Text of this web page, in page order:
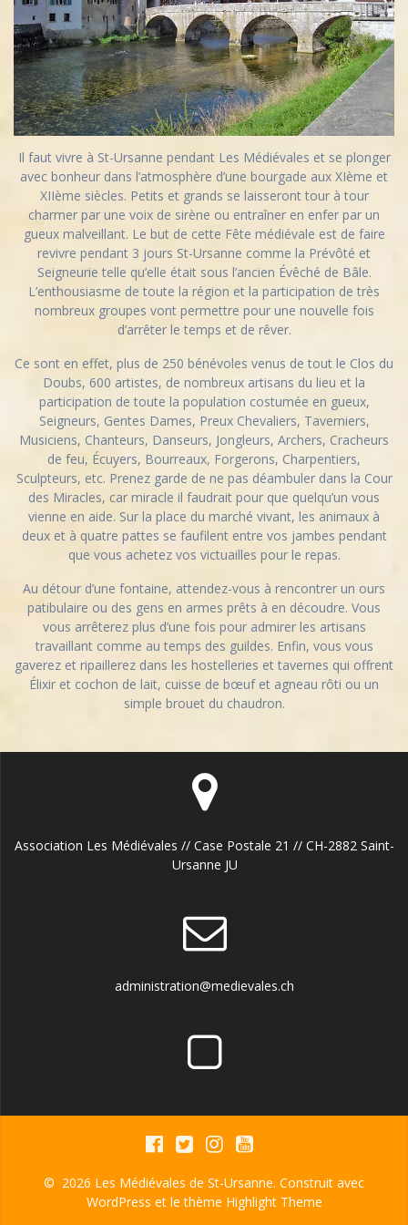
Il faut vivre à St-Ursanne pendant Les Médiévales et se plonger
avec bonheur dans l’atmosphère d’une bourgade aux XIème et
XIIème siècles. Petits et grands se laisseront tour à tour
charmer par une voix de sirène ou entraîner en enfer par un
gueux malveillant. Le but de cette Fête médiévale est de faire
revivre pendant 3 jours St-Ursanne comme la Prévôté et
Seigneurie telle qu’elle était sous l’ancien Évêché de Bâle.
L’enthousiasme de toute la région et la participation de très
nombreux groupes vont permettre pour une nouvelle fois
d’arrêter le temps et de rêver.
​​Ce sont en effet, plus de 250 bénévoles venus de tout le Clos du
Doubs, 600 artistes, de nombreux artisans du lieu et la
participation de toute la population costumée en gueux,
Seigneurs, Gentes Dames, Preux Chevaliers, Taverniers,
Musiciens, Chanteurs, Danseurs, Jongleurs, Archers, Cracheurs
de feu, Écuyers, Bourreaux, Forgerons, Charpentiers,
Sculpteurs, etc. Prenez garde de ne pas déambuler dans la Cour
des Miracles, car miracle il faudrait pour que quelqu’un vous
vienne en aide. Sur la place du marché vivant, les animaux à
deux et à quatre pattes se faufilent entre vos jambes pendant
que vous achetez vos victuailles pour le repas.
​Au détour d’une fontaine, attendez-vous à rencontrer un ours
patibulaire ou des gens en armes prêts à en découdre. Vous
vous arrêterez plus d’une fois pour admirer les artisans
travaillant comme au temps des guildes. Enfin, vous vous
gaverez et ripaillerez dans les hostelleries et tavernes qui offrent
Élixir et cochon de lait, cuisse de bœuf et agneau rôti ou un
simple brouet du chaudron.
Association Les Médiévales // Case Postale 21 // CH-2882 Saint-
Ursanne JU
administration@medievales.ch
© 2026 Les Médiévales de St-Ursanne. Construit avec
WordPress et le thème Highlight Theme